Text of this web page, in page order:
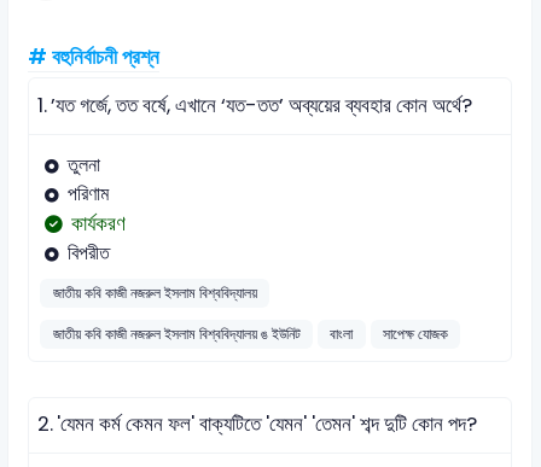
# বহুনির্বাচনী প্রশ্ন
1.’যত গর্জে, তত বর্ষে, এখানে ‘যত-তত’ অব্যয়ের ব্যবহার কোন অর্থে?
তুলনা
পরিণাম
কার্যকরণ
বিপরীত
জাতীয় কবি কাজী নজরুল ইসলাম বিশ্ববিদ্যালয়
জাতীয় কবি কাজী নজরুল ইসলাম বিশ্ববিদ্যালয় ঙ ইউনিট
বাংলা সাপেক্ষ যোজক
2.'যেমন কর্ম কেমন ফল' বাক্যটিতে 'যেমন' 'তেমন' শব্দ দুটি কোন পদ?